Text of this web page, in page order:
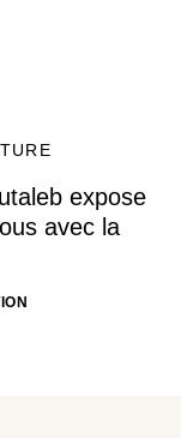
expose
avec la